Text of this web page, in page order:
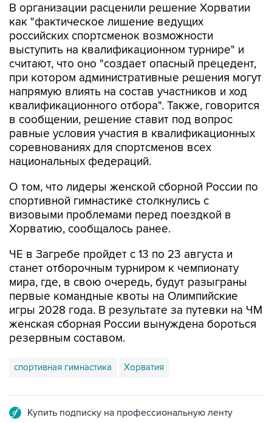
В организации расценили решение Хорватии
как "фактическое лишение ведущих
российских спортсменок возможности
выступить на квалификационном турнире" и
считают, что оно "создает опасный прецедент,
при котором административные решения могут
напрямую влиять на состав участников и ход
квалификационного отбора". Также, говорится
в сообщении, решение ставит под вопрос
равные условия участия в квалификационных
соревнованиях для спортсменов всех
национальных федераций.
О том, что лидеры женской сборной России по
спортивной гимнастике столкнулись с
визовыми проблемами перед поездкой в
Хорватию, сообщалось ранее.
ЧЕ в Загребе пройдет с 13 по 23 августа и
станет отборочным турниром к чемпионату
мира, где, в свою очередь, будут разыграны
первые командные квоты на Олимпийские
игры 2028 года. В результате за путевки на ЧМ
женская сборная России вынуждена бороться
резервным составом.
спортивная гимнастика Хорватия
Купить подписку на профессиональную ленту